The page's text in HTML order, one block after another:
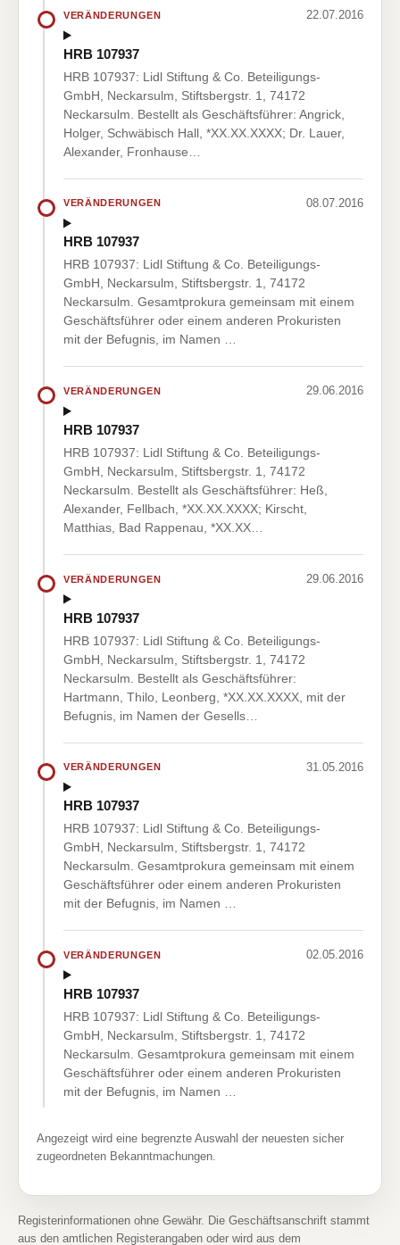
VERÄNDERUNGEN 22.07.2016
HRB 107937
HRB 107937: Lidl Stiftung & Co. Beteiligungs-
GmbH, Neckarsulm, Stiftsbergstr. 1, 74172
Neckarsulm. Bestellt als Geschäftsführer: Angrick,
Holger, Schwäbisch Hall, *XX.XX.XXXX; Dr. Lauer,
Alexander, Fronhause…
VERÄNDERUNGEN 08.07.2016
HRB 107937
HRB 107937: Lidl Stiftung & Co. Beteiligungs-
GmbH, Neckarsulm, Stiftsbergstr. 1, 74172
Neckarsulm. Gesamtprokura gemeinsam mit einem
Geschäftsführer oder einem anderen Prokuristen
mit der Befugnis, im Namen …
VERÄNDERUNGEN 29.06.2016
HRB 107937
HRB 107937: Lidl Stiftung & Co. Beteiligungs-
GmbH, Neckarsulm, Stiftsbergstr. 1, 74172
Neckarsulm. Bestellt als Geschäftsführer: Heß,
Alexander, Fellbach, *XX.XX.XXXX; Kirscht,
Matthias, Bad Rappenau, *XX.XX…
VERÄNDERUNGEN 29.06.2016
HRB 107937
HRB 107937: Lidl Stiftung & Co. Beteiligungs-
GmbH, Neckarsulm, Stiftsbergstr. 1, 74172
Neckarsulm. Bestellt als Geschäftsführer:
Hartmann, Thilo, Leonberg, *XX.XX.XXXX, mit der
Befugnis, im Namen der Gesells…
VERÄNDERUNGEN 31.05.2016
HRB 107937
HRB 107937: Lidl Stiftung & Co. Beteiligungs-
GmbH, Neckarsulm, Stiftsbergstr. 1, 74172
Neckarsulm. Gesamtprokura gemeinsam mit einem
Geschäftsführer oder einem anderen Prokuristen
mit der Befugnis, im Namen …
VERÄNDERUNGEN 02.05.2016
HRB 107937
HRB 107937: Lidl Stiftung & Co. Beteiligungs-
GmbH, Neckarsulm, Stiftsbergstr. 1, 74172
Neckarsulm. Gesamtprokura gemeinsam mit einem
Geschäftsführer oder einem anderen Prokuristen
mit der Befugnis, im Namen …
Angezeigt wird eine begrenzte Auswahl der neuesten sicher
zugeordneten Bekanntmachungen.
Registerinformationen ohne Gewähr. Die Geschäftsanschrift stammt
aus den amtlichen Registerangaben oder wird aus dem